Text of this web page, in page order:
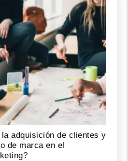
adquisición de clientes y
de marca en el